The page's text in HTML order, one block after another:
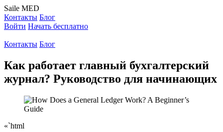
Saile MED
Контакты Блог
Войти Начать бесплатно
Контакты Блог
Как работает главный бухгалтерский
журнал? Руководство для начинающих
«`html